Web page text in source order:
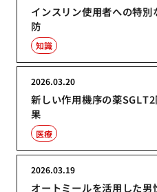
インスリン使用者への特
防
知識
新しい作用機序の薬
果
2026.03.20
医療
オートミールを活用した
2026.03.19